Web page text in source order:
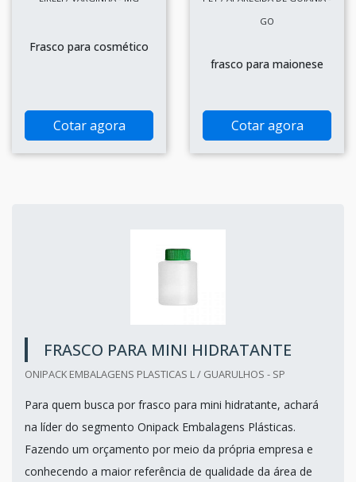
Frasco para cosmético
Cotar agora
GO
frasco para maionese
Cotar agora
FRASCO PARA MINI HIDRATANTE
ONIPACK EMBALAGENS PLASTICAS L / GUARULHOS - SP
Para quem busca por frasco para mini hidratante, achará
na líder do segmento Onipack Embalagens Plásticas.
Fazendo um orçamento por meio da própria empresa e
conhecendo a maior referência de qualidade da área de